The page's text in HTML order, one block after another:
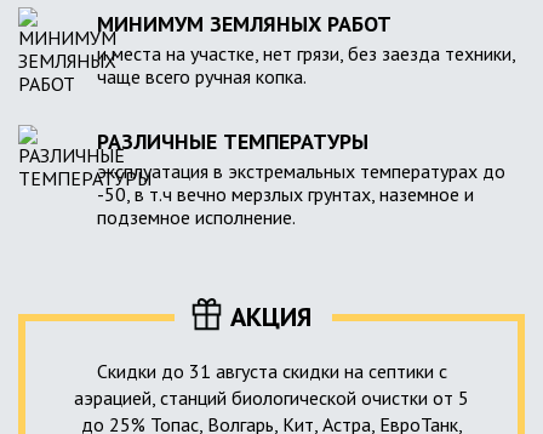
МИНИМУМ ЗЕМЛЯНЫХ РАБОТ
и места на участке, нет грязи, без заезда техники,
чаще всего ручная копка.
РАЗЛИЧНЫЕ ТЕМПЕРАТУРЫ
эксплуатация в экстремальных температурах до
-50, в т.ч вечно мерзлых грунтах, наземное и
подземное исполнение.
АКЦИЯ
Скидки до 31 августа скидки на септики с
аэрацией, станций биологической очистки от 5
до 25% Топас, Волгарь, Кит, Астра, ЕвроТанк,